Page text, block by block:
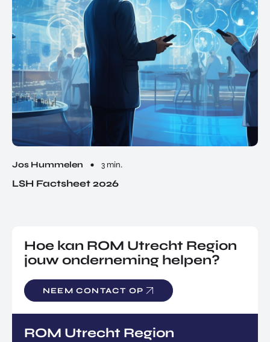
Jos Hummelen 3 min.
LSH Factsheet 2026
Hoe kan ROM Utrecht Region
jouw onderneming helpen?
NEEM CONTACT OP
ROM Utrecht Region